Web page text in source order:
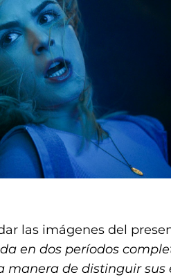
las imágenes del
en dos períodos
manera de distinguir sus